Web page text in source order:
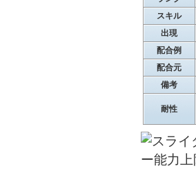
スキル
出現
配合例
配合元
備考
耐性